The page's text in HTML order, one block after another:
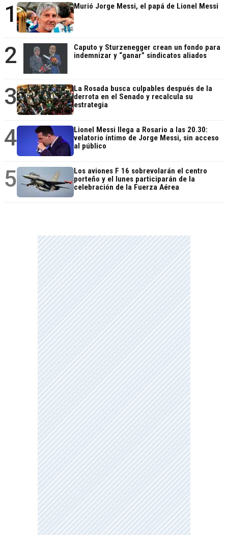
1 Murió Jorge Messi, el papá de Lionel Messi
2
Caputo y Sturzenegger crean un fondo para
indemnizar y “ganar” sindicatos aliados
3
La Rosada busca culpables después de la
derrota en el Senado y recalcula su
estrategia
4
Lionel Messi llega a Rosario a las 20.30:
velatorio íntimo de Jorge Messi, sin acceso
al público
5
Los aviones F 16 sobrevolarán el centro
porteño y el lunes participarán de la
celebración de la Fuerza Aérea